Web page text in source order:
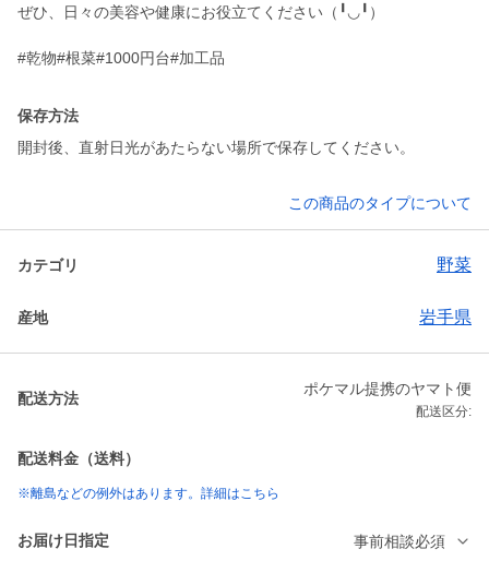
ぜひ、日々の美容や健康にお役立てください（╹◡╹）
#乾物#根菜#1000円台#加工品
保存方法
開封後、直射日光があたらない場所で保存してください。
この商品のタイプについて
カテゴリ 野菜
産地 岩手県
配送方法
ポケマル提携のヤマト便
配送区分:
配送料金（送料）
※離島などの例外はあります。詳細はこちら
お届け日指定 事前相談必須